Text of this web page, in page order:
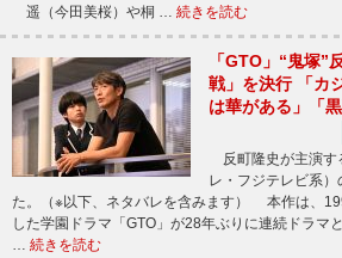
遥（今田美桜）や桐 … 続きを読む
「GTO」“鬼塚”
戦」を決行 「カ
は華がある」「
反町隆史が主演す
レ・フジテレビ系
た。（※以下、ネタバレを含みます） 本作は、
した学園ドラマ「GTO」が28年ぶりに連続ドラマ
… 続きを読む